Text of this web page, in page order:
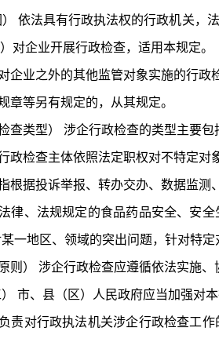
依法具有行政执法权的行政机关，
对企业开展行政检查，适用本规定。
企业之外的其他监管对象实施的行政
章等另有规定的，从其规定。
查类型） 涉企行政检查的类型主要包
政检查主体依照法定职权对不特定对
根据投诉举报、转办交办、数据监测
律、法规规定的食品药品安全、安
某一地区、领域的突出问题，针对特
则） 涉企行政检查应遵循依法实施、
市、县（区）人民政府应当加强对
责对行政执法机关涉企行政检查工